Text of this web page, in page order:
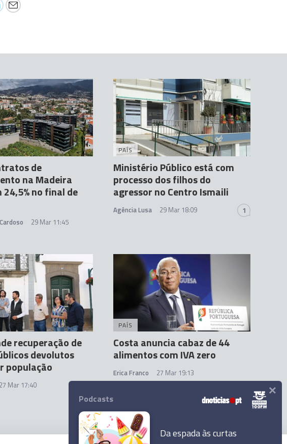
de
na Madeira
no final de
29 Mar 11:45
PAÍS
Ministério Público está com
processo dos filhos do
agressor no Centro Ismaili
Agência Lusa 29 Mar 18:09 1
recuperação de
devolutos
população
27 Mar 17:40
PAÍS
Costa anuncia cabaz de 44
alimentos com IVA zero
Erica Franco 27 Mar 19:13
Podcasts
Da espada às curtas
×